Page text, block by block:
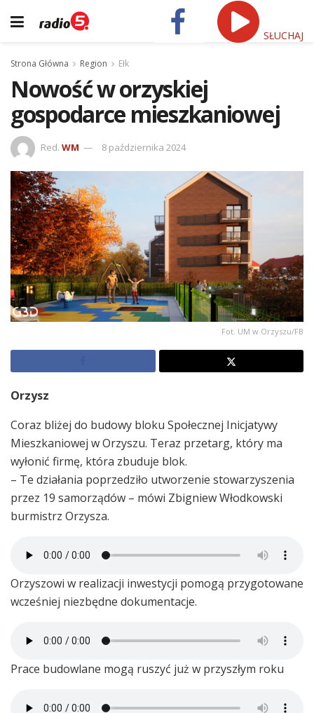
SŁUCHAJ
Strona Główna Region Ełk
Nowość w orzyskiej
gospodarce mieszkaniowej
Red. WM 8 października 2024
Fot. UM w Orzyszu/FB
Orzysz
Coraz bliżej do budowy bloku Społecznej Inicjatywy
Mieszkaniowej w Orzyszu. Teraz przetarg, który ma
wyłonić firmę, która zbuduje blok.
– Te działania poprzedziło utworzenie stowarzyszenia
przez 19 samorządów – mówi Zbigniew Włodkowski
burmistrz Orzysza.
Orzyszowi w realizacji inwestycji pomogą przygotowane
wcześniej niezbędne dokumentacje.
Prace budowlane mogą ruszyć już w przyszłym roku